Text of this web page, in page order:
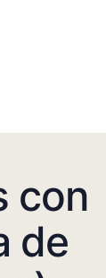
con
de